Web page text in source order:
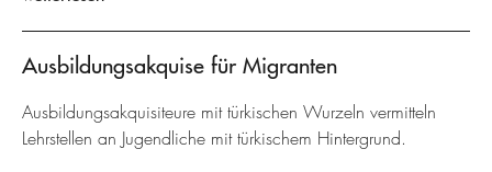
Ausbildungsakquise für Migranten
Ausbildungsakquisiteure mit türkischen Wurzeln vermitteln
Lehrstellen an Jugendliche mit türkischem Hintergrund.